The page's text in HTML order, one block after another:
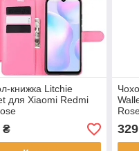
книжка Litchie
для Xiaomi Redmi
₴ 329